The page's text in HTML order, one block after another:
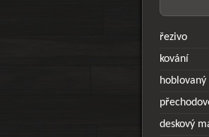
řezivo
kování
deskový